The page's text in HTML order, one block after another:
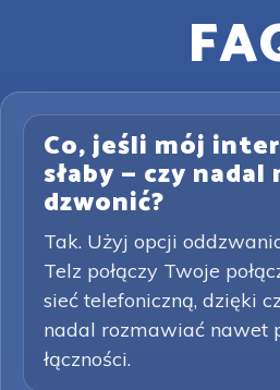
Co, jeśli mój
słaby — czy nadal
dzwonić?
Tak. Użyj opcji
Telz połączy Twoje
sieć telefoniczną, dzięki
nadal rozmawiać nawet
łączności.